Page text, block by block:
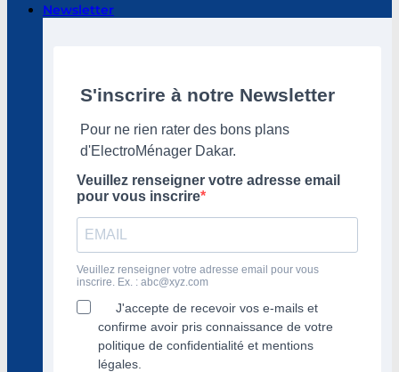
Newsletter
S'inscrire à notre Newsletter
Pour ne rien rater des bons plans
d'ElectroMénager Dakar.
Veuillez renseigner votre adresse email
pour vous inscrire
Veuillez renseigner votre adresse email pour vous
inscrire. Ex. : abc@xyz.com
J'accepte de recevoir vos e-mails et
confirme avoir pris connaissance de votre
politique de confidentialité et mentions
légales.